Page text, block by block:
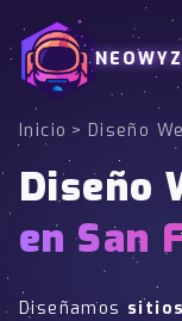
Inicio > Diseño
Diseño
en San
Diseñamos